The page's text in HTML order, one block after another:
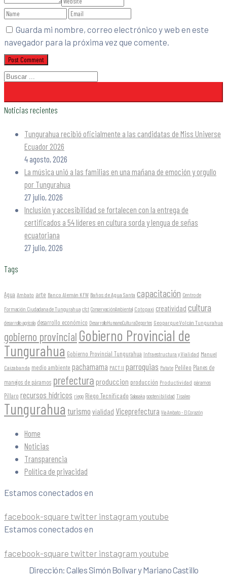
Guarda mi nombre, correo electrónico y web en este
navegador para la próxima vez que comente.
Noticias recientes
Tungurahua recibió oficialmente a las candidatas de Miss Universe
Ecuador 2026
4 agosto, 2026
La música unió a las familias en una mañana de emoción y orgullo
por Tungurahua
27 julio, 2026
Inclusión y accesibilidad se fortalecen con la entrega de
certificados a 54 líderes en cultura sorda y lengua de señas
ecuatoriana
27 julio, 2026
Tags
Agua Ambato arte Banco Alemán KFW Baños de Agua Santa capacitación Centro de
Formación Ciudadana de Tungurahua cfct ConservaciónAmbiental Cotopaxi creatividad cultura
desarrollo agrícola desarrollo económico DesarrolloHumanoCulturaDeportes Geoparque Volcán Tungurahua
gobierno provincial Gobierno Provincial de
Tungurahua Gobierno Provincial Tungurahua Infraestructura y Vialidad Manuel
Caizabanda medio ambiente pachamama PACT II parroquias Patate Pelileo Planes de
manejos de páramos prefectura produccion producción Productividad páramos
Píllaro recursos hídricos riego Riego Tecnificado Salasaka sostenibilidad Tisaleo
Tungurahua turismo vialidad Viceprefectura Vía Ambato - El Corazón
Home
Noticias
Transparencia
Política de privacidad
Estamos conectados en
facebook-square twitter instagram youtube
Estamos conectados en
facebook-square twitter instagram youtube
Dirección: Calles Simón Bolivar y Mariano Castillo